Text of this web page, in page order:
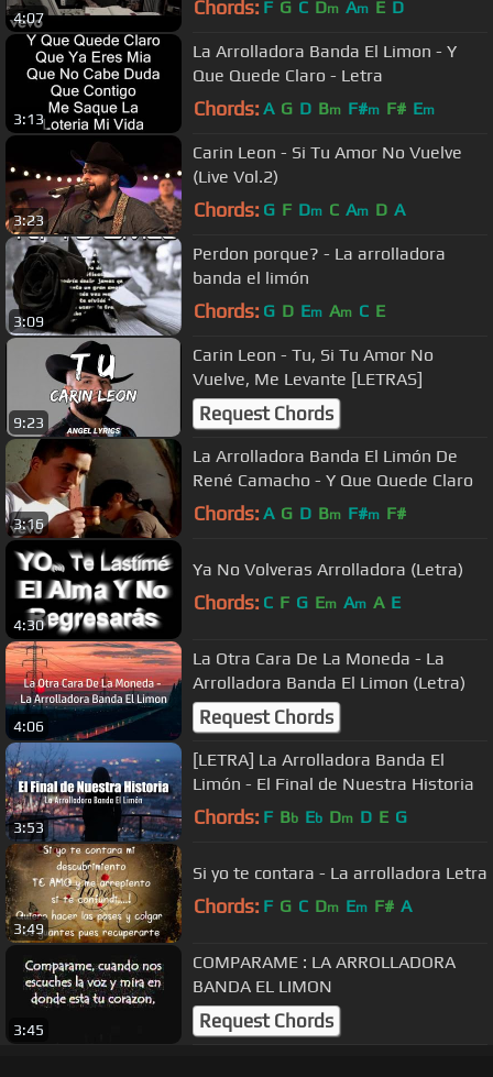
4:07 Chords: F G C Dm Am E D
3:13
La Arrolladora Banda El Limon - Y
Que Quede Claro - Letra
Chords: A G D Bm F#m F# Em
3:23
Carin Leon - Si Tu Amor No Vuelve
(Live Vol.2)
Chords: G F Dm C Am D A
3:09
Perdon porque? - La arrolladora
banda el limón
Chords: G D Em Am C E
9:23
Carin Leon - Tu, Si Tu Amor No
Vuelve, Me Levante [LETRAS]
Request Chords
3:16
La Arrolladora Banda El Limón De
René Camacho - Y Que Quede Claro
Chords: A G D Bm F#m F#
4:30
Ya No Volveras Arrolladora (Letra)
Chords: C F G Em Am A E
4:06
La Otra Cara De La Moneda - La
Arrolladora Banda El Limon (Letra)
Request Chords
3:53
[LETRA] La Arrolladora Banda El
Limón - El Final de Nuestra Historia
Chords: F Bb Eb Dm D E G
3:49
Si yo te contara - La arrolladora Letra
Chords: F G C Dm Em F# A
3:45
COMPARAME : LA ARROLLADORA
BANDA EL LIMON
Request Chords